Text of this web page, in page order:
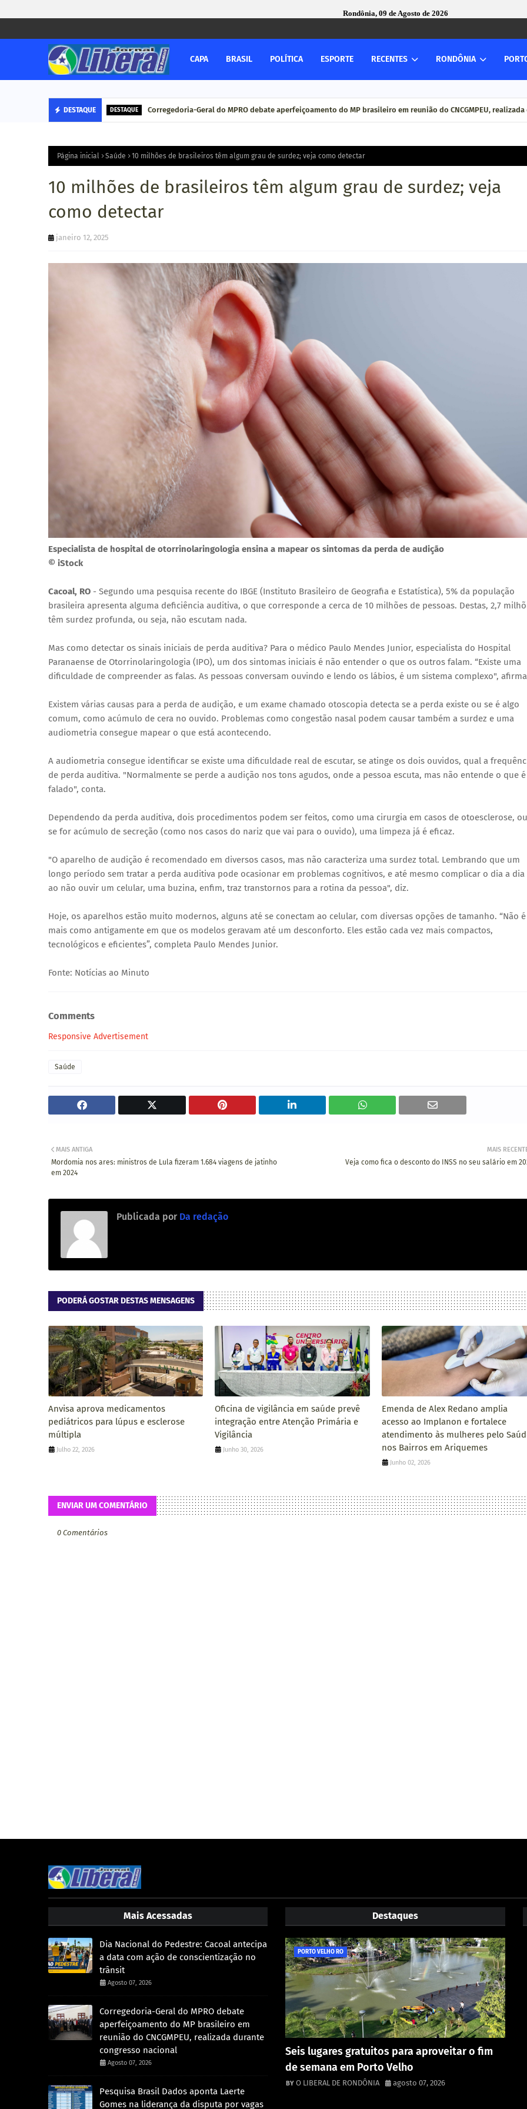
Rondônia, 09 de Agosto de 2026
CAPA BRASIL POLÍTICA ESPORTE RECENTES RONDÔNIA
DESTAQUE DESTAQUE Corregedoria-Geral do MPRO debate aperfeiçoamento do MP brasileiro em reunião do CNCGMPEU,
Página inicial Saúde 10 milhões de brasileiros têm algum grau de surdez; veja como detectar
10 milhões de brasileiros têm algum grau de surdez; veja
como detectar
janeiro 12, 2025
Especialista de hospital de otorrinolaringologia ensina a mapear os sintomas da perda de audição
© iStock
Cacoal, RO - Segundo uma pesquisa recente do IBGE (Instituto Brasileiro de Geografia e Estatística), 5% da população
brasileira apresenta alguma deficiência auditiva, o que corresponde a cerca de 10 milhões de pessoas. Destas, 2,7
têm surdez profunda, ou seja, não escutam nada.
Mas como detectar os sinais iniciais de perda auditiva? Para o médico Paulo Mendes Junior, especialista do Hospital
Paranaense de Otorrinolaringologia (IPO), um dos sintomas iniciais é não entender o que os outros falam. “Existe uma
dificuldade de compreender as falas. As pessoas conversam ouvindo e lendo os lábios, é um sistema complexo",
Existem várias causas para a perda de audição, e um exame chamado otoscopia detecta se a perda existe ou se é algo
comum, como acúmulo de cera no ouvido. Problemas como congestão nasal podem causar também a surdez e uma
audiometria consegue mapear o que está acontecendo.
A audiometria consegue identificar se existe uma dificuldade real de escutar, se atinge os dois ouvidos, qual a
de perda auditiva. "Normalmente se perde a audição nos tons agudos, onde a pessoa escuta, mas não entende o que é
falado", conta.
Dependendo da perda auditiva, dois procedimentos podem ser feitos, como uma cirurgia em casos de otoesclerose,
se for acúmulo de secreção (como nos casos do nariz que vai para o ouvido), uma limpeza já é eficaz.
"O aparelho de audição é recomendado em diversos casos, mas não caracteriza uma surdez total. Lembrando que um
longo período sem tratar a perda auditiva pode ocasionar em problemas cognitivos, e até mesmo complicar o dia a dia
ao não ouvir um celular, uma buzina, enfim, traz transtornos para a rotina da pessoa", diz.
Hoje, os aparelhos estão muito modernos, alguns até se conectam ao celular, com diversas opções de tamanho. “Não é
mais como antigamente em que os modelos geravam até um desconforto. Eles estão cada vez mais compactos,
tecnológicos e eficientes”, completa Paulo Mendes Junior.
Fonte: Notícias ao Minuto
Comments
Responsive Advertisement
Saúde
MAIS
Veja como fica o desconto do INSS no seu salário em
MAIS ANTIGA
Mordomia nos ares: ministros de Lula fizeram 1.684 viagens de jatinho
em 2024
Publicada por Da redação
PODERÁ GOSTAR DESTAS MENSAGENS
Anvisa aprova medicamentos
pediátricos para lúpus e esclerose
múltipla
Julho 22, 2026
Oficina de vigilância em saúde prevê
integração entre Atenção Primária e
Vigilância
Junho 30, 2026
Emenda de Alex Redano amplia
acesso ao Implanon e fortalece
atendimento às mulheres pelo
nos Bairros em Ariquemes
Junho 02, 2026
ENVIAR UM COMENTÁRIO
0 Comentários
Mais Acessadas
Dia Nacional do Pedestre: Cacoal antecipa
a data com ação de conscientização no
trânsit
Agosto 07, 2026
Corregedoria-Geral do MPRO debate
aperfeiçoamento do MP brasileiro em
reunião do CNCGMPEU, realizada durante
congresso nacional
Agosto 07, 2026
Pesquisa Brasil Dados aponta Laerte
Gomes na liderança da disputa por vagas
Destaques
PORTO VELHO RO
Seis lugares gratuitos para aproveitar o fim
de semana em Porto Velho
O LIBERAL DE RONDÔNIA agosto 07, 2026